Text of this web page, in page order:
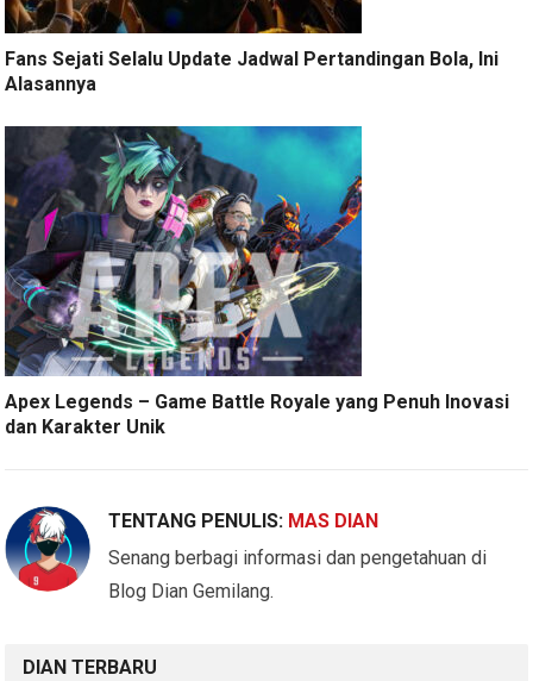
Fans Sejati Selalu Update Jadwal Pertandingan Bola, Ini
Alasannya
Apex Legends – Game Battle Royale yang Penuh Inovasi
dan Karakter Unik
TENTANG PENULIS: MAS DIAN
Senang berbagi informasi dan pengetahuan di
Blog Dian Gemilang.
DIAN TERBARU